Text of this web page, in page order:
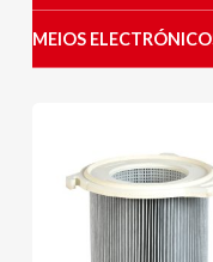
MEIOS